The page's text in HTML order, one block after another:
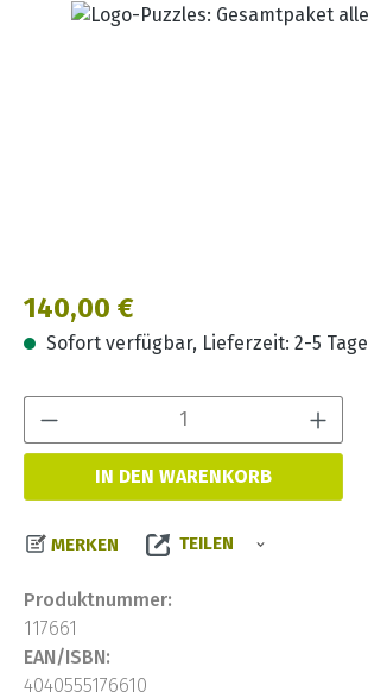
Bildergalerie überspringen
Regulärer Preis:
140,00 €
Sofort verfügbar, Lieferzeit: 2-5 Tage
IN DEN WARENKORB
MERKEN TEILEN
Produktnummer:
117661
EAN/ISBN:
4040555176610